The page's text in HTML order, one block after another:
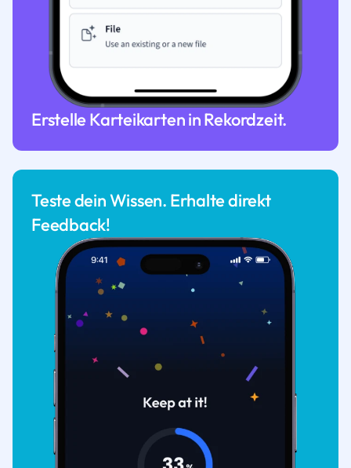
Erstelle Karteikarten in Rekordzeit.
Teste dein Wissen. Erhalte direkt
Feedback!